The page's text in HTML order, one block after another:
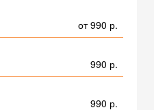
от 990 р.
990 р.
990 р.